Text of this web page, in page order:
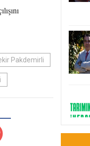
Pakdemirli